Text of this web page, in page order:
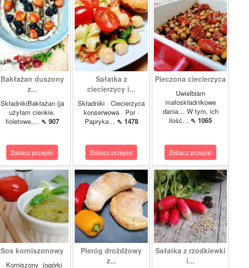
Bakłażan duszony
z...
SkładnikiBakłażan (ja
użyłam cienkie,
fioletowe,... ⇖ 907
Zobacz przepis!
Sałatka z
ciecierzycy i...
Składniki · Ciecierzyca
konserwowa · Por ·
Papryka... ⇖ 1478
Zobacz przepis!
Pieczona ciecierzyca
Uwielbiam
małoskładnikowe
dania… W tym, ich
ilość... ⇖ 1065
Zobacz przepis!
Sos korniszonowy
· Korniszony (ogórki
Pieróg drożdżowy
z...
Sałatka z rzodkiewki
i...